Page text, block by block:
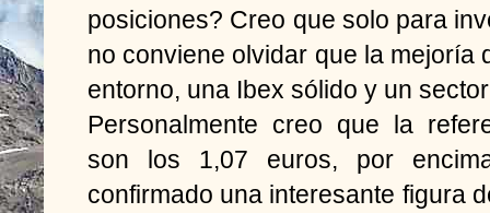
posiciones? Creo que solo para
no conviene olvidar que la mejoría
entorno, una Ibex sólido y un
Personalmente creo que la
son los 1,07 euros, por
confirmado una interesante figura